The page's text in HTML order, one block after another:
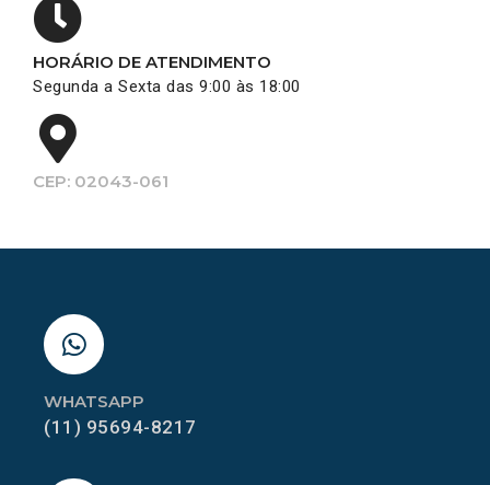
HORÁRIO DE ATENDIMENTO
Segunda a Sexta das 9:00 às 18:00
CEP: 02043-061
WHATSAPP
(11) 95694-8217